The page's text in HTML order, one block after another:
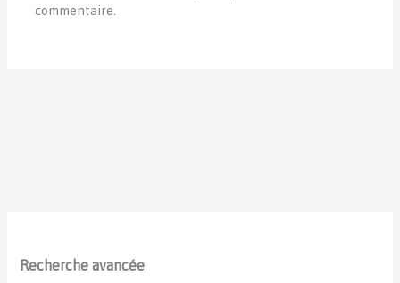
commentaire.
Recherche avancée